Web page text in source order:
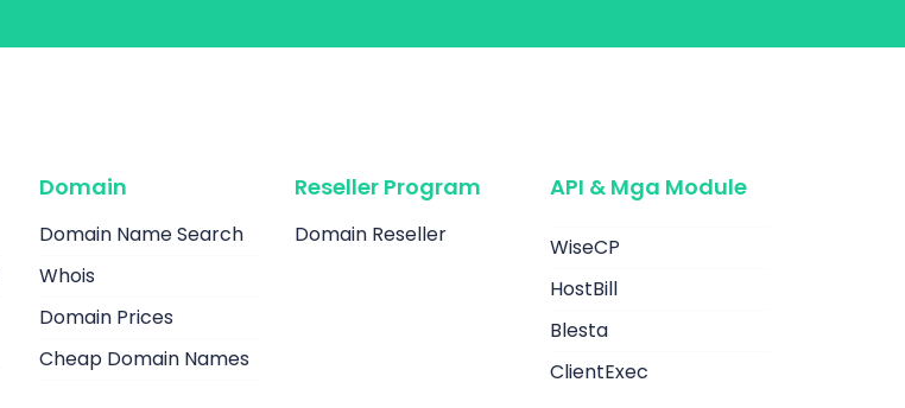
Domain
Domain Name Search
Whois
Domain Prices
Cheap Domain Names
Reseller Program
Domain Reseller
API & Mga Module
WiseCP
HostBill
Blesta
ClientExec